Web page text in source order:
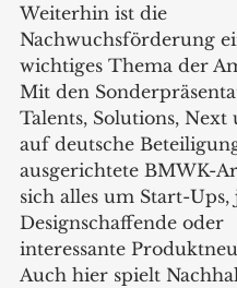
Weiterhin ist die
Nachwuchsförderung
wichtiges Thema der
Mit den
Talents, Solutions, Next
auf deutsche
ausgerichtete BMWK-
sich alles um Start-Ups,
Designschaffende oder
interessante
Auch hier spielt